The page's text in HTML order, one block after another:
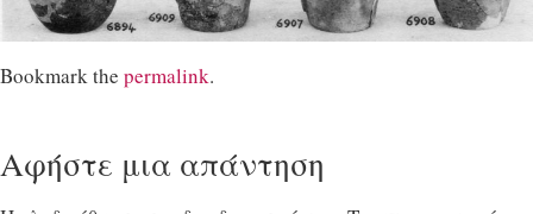
Bookmark the permalink.
Αφήστε μια απάντηση